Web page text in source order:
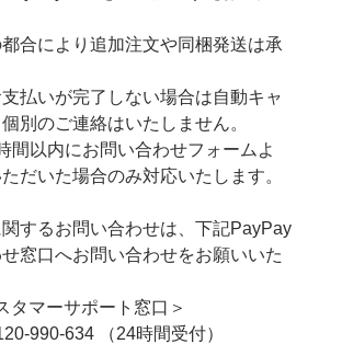
合により追加注文や同梱発送は承
払いが完了しない場合は自動キャ
別のご連絡はいたしません。
間以内にお問い合わせフォームよ
だいた場合のみ対応いたします。
するお問い合わせは、下記PayPay
窓口へお問い合わせをお願いいた
タマーサポート窓口＞
990-634 （24時間受付）